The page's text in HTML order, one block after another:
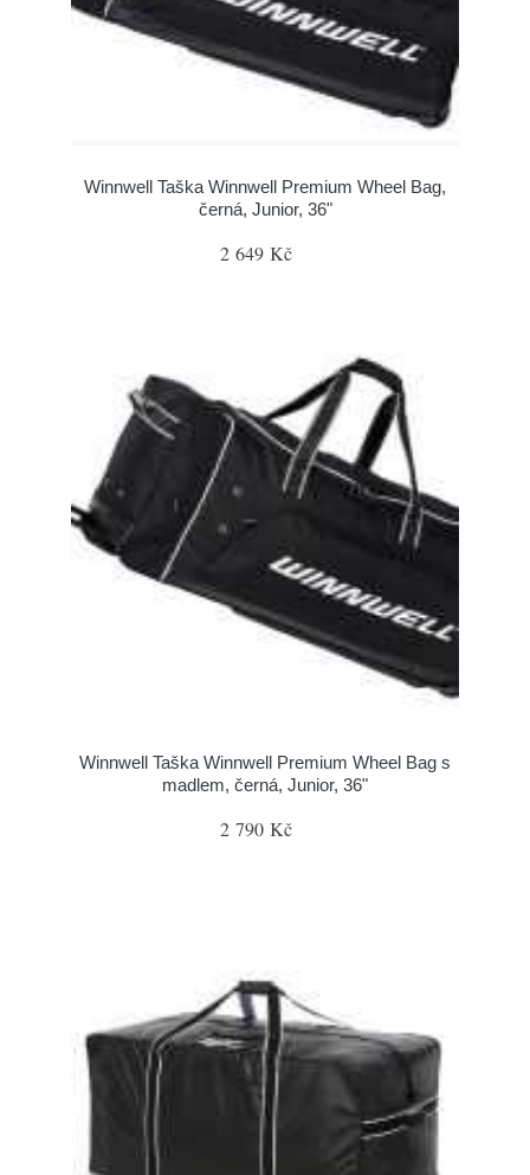
Winnwell Taška Winnwell Premium Wheel Bag,
černá, Junior, 36"
2 649 Kč
Winnwell Taška Winnwell Premium Wheel Bag s
madlem, černá, Junior, 36"
2 790 Kč